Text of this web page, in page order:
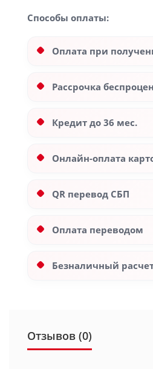
Способы оплаты:
Оплата при
Рассрочка
Кредит до 36 мес.
Онлайн-оплата
QR перевод СБП
Оплата переводом
Безналичный
Отзывов (0)